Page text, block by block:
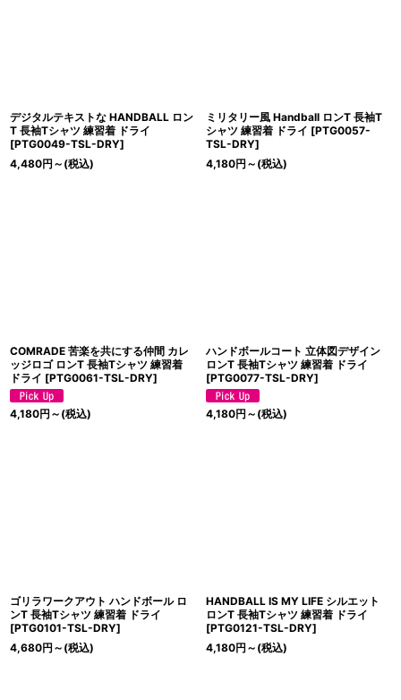
デジタルテキストな HANDBALL ロン
T 長袖Tシャツ 練習着 ドライ
[PTG0049-TSL-DRY]
4,480円 ～ (税込)
ミリタリー風 Handball ロンT 長袖T
シャツ 練習着 ドライ [PTG0057-
TSL-DRY]
4,180円 ～ (税込)
COMRADE 苦楽を共にする仲間 カレ
ッジロゴ ロンT 長袖Tシャツ 練習着
ドライ [PTG0061-TSL-DRY]
4,180円 ～ (税込)
ハンドボールコート 立体図デザイン
ロンT 長袖Tシャツ 練習着 ドライ
[PTG0077-TSL-DRY]
4,180円 ～ (税込)
ゴリラワークアウト ハンドボール ロ
ンT 長袖Tシャツ 練習着 ドライ
[PTG0101-TSL-DRY]
4,680円 ～ (税込)
HANDBALL IS MY LIFE シルエット
ロンT 長袖Tシャツ 練習着 ドライ
[PTG0121-TSL-DRY]
4,180円 ～ (税込)